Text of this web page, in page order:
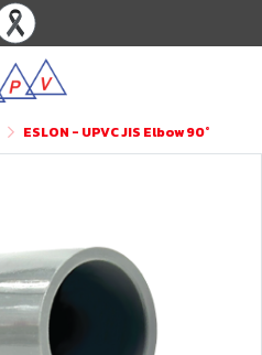
ESLON - UPVC JIS Elbow 90°